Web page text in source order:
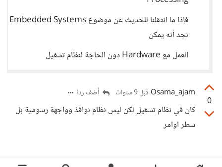
فإذا ما انتقلنا للحديث عن موضوع Embedded Systems
نجد أنه يمكن
العمل مع Hardware دون الحاجة لنظام تشغيل
0
Osama_ajam قبل 9 سنوات أضف ردا
كان في نظام تشغيل لكن ليس نظام نوافذ وواجهة رسومية بل
سطر اوامر